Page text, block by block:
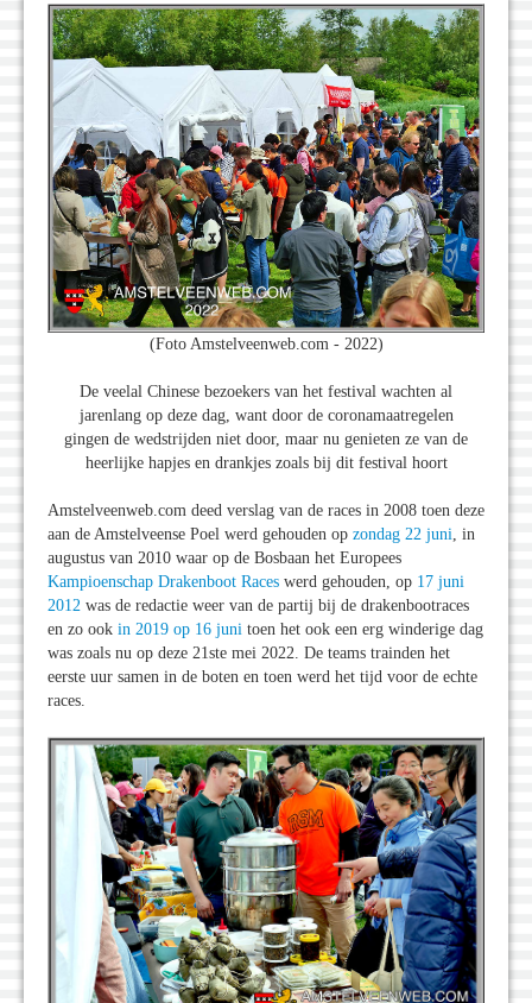
(Foto Amstelveenweb.com - 2022)
De veelal Chinese bezoekers van het festival wachten al
jarenlang op deze dag, want door de coronamaatregelen
gingen de wedstrijden niet door, maar nu genieten ze van de
heerlijke hapjes en drankjes zoals bij dit festival hoort
Amstelveenweb.com deed verslag van de races in 2008 toen deze
aan de Amstelveense Poel werd gehouden op zondag 22 juni , in
augustus van 2010 waar op de Bosbaan het Europees
Kampioenschap Drakenboot Races werd gehouden, op 17 juni
2012 was de redactie weer van de partij bij de drakenbootraces
en zo ook in 2019 op 16 juni toen het ook een erg winderige dag
was zoals nu op deze 21ste mei 2022. De teams trainden het
eerste uur samen in de boten en toen werd het tijd voor de echte
races.